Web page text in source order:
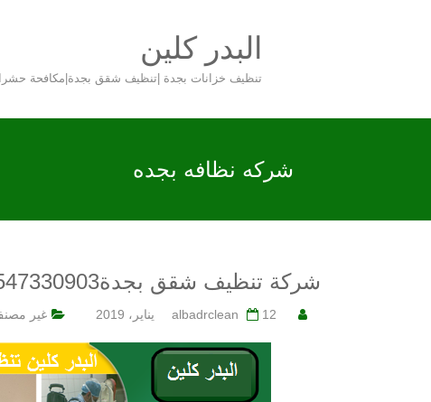
البدر كلين
تنظيف خزانات بجدة |تنظيف شقق بجدة|مكافحة
شركه نظافه بجده
شركة تنظيف شقق بجدة0547330903
albadrclean 12 يناير، 2019 غير